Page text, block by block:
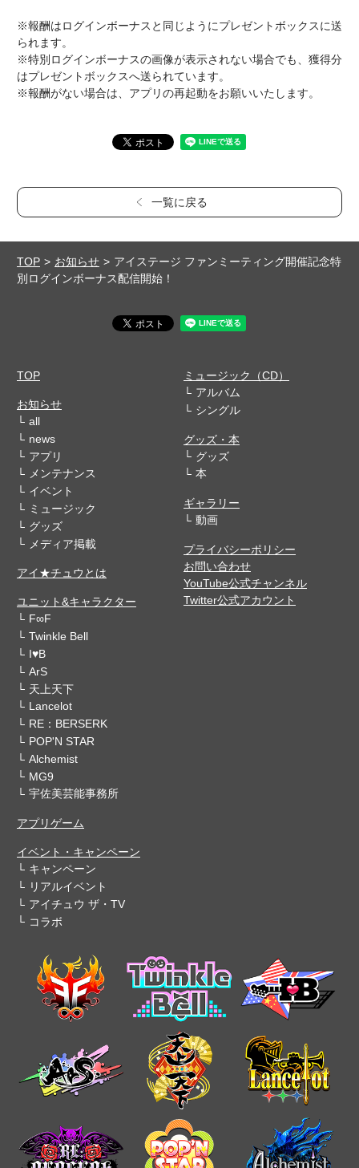
※報酬はログインボーナスと同じようにプレゼントボックスに送
られます。
※特別ログインボーナスの画像が表示されない場合でも、獲得分
はプレゼントボックスへ送られています。
※報酬がない場合は、アプリの再起動をお願いいたします。
一覧に戻る
TOP お知らせ
アイステージ ファンミーティング開催記念特
別ログインボーナス配信開始！
TOP
お知らせ
all
news
アプリ
メンテナンス
イベント
ミュージック
グッズ
メディア掲載
アイ★チュウとは
ユニット&キャラクター
F∞F
Twinkle Bell
I♥B
ArS
天上天下
Lancelot
RE：BERSERK
POP'N STAR
Alchemist
MG9
宇佐美芸能事務所
アプリゲーム
イベント・キャンペーン
キャンペーン
リアルイベント
アイチュウ ザ・TV
コラボ
ミュージック（CD）
アルバム
シングル
グッズ・本
グッズ
本
ギャラリー
動画
プライバシーポリシー
お問い合わせ
YouTube公式チャンネル
Twitter公式アカウント